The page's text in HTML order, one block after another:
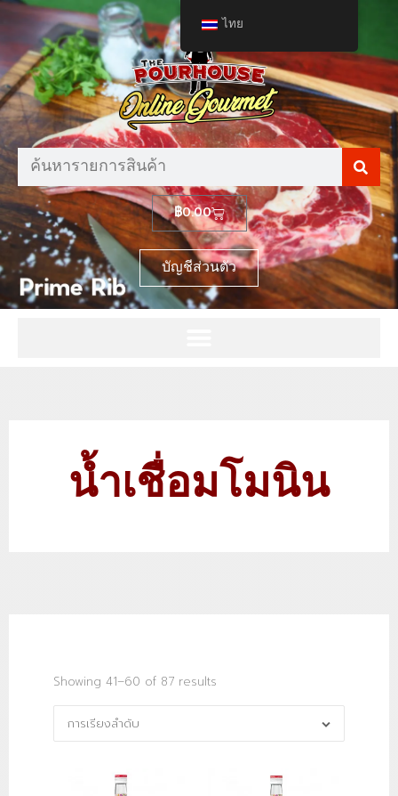
฿0.00
บัญชีส่วนตัว
น้ำเชื่อมโมนิน
Showing 41–60 of 87 results
การเรียงลำดับ
ไทย